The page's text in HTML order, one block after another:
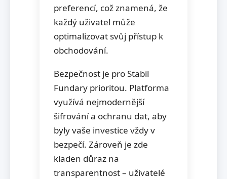
preferencí, což znamená, že
každý uživatel může
optimalizovat svůj přístup k
obchodování.
Bezpečnost je pro Stabil
Fundary prioritou. Platforma
využívá nejmodernější
šifrování a ochranu dat, aby
byly vaše investice vždy v
bezpečí. Zároveň je zde
kladen důraz na
transparentnost – uživatelé